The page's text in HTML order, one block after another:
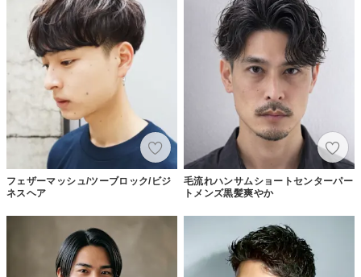
フェザーマッシュ/ツーブロック/ビジ
ネスヘア
毛流れハンサムショートセンターパー
トメンズ黒髪爽やか